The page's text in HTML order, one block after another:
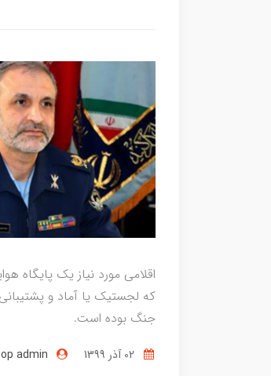
اقلامی مورد نیاز یک
که لجستیک یا آماد و
جنگ بوده است.
admin